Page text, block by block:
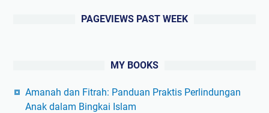
PAGEVIEWS PAST WEEK
MY BOOKS
Amanah dan Fitrah: Panduan Praktis Perlindungan
Anak dalam Bingkai Islam